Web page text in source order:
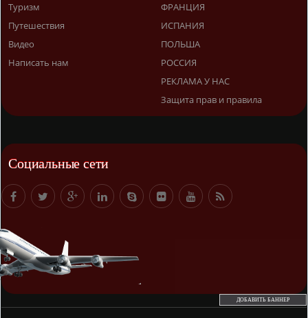
Туризм
Путешествия
Видео
Написать нам
ФРАНЦИЯ
ИСПАНИЯ
ПОЛЬША
РОССИЯ
РЕКЛАМА У НАС
Защита прав и правила
Социальные сети
ДОБАВИТЬ БАННЕР